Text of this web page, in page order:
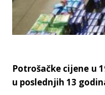
Potrošačke cijene u
u poslednjih 13